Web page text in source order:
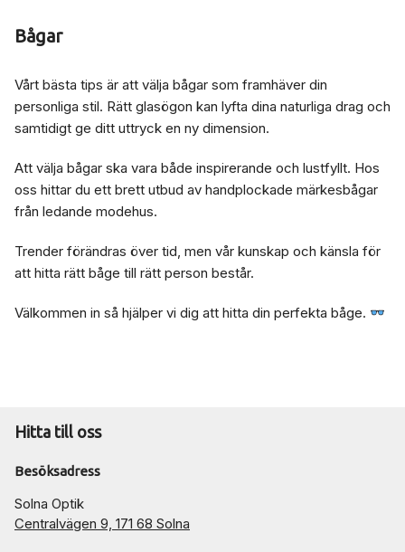
Bågar
Vårt bästa tips är att välja bågar som framhäver din
personliga stil. Rätt glasögon kan lyfta dina naturliga drag och
samtidigt ge ditt uttryck en ny dimension.
Att välja bågar ska vara både inspirerande och lustfyllt. Hos
oss hittar du ett brett utbud av handplockade märkesbågar
från ledande modehus.
Trender förändras över tid, men vår kunskap och känsla för
att hitta rätt båge till rätt person består.
Välkommen in så hjälper vi dig att hitta din perfekta båge.
Hitta till oss
Besöksadress
Solna Optik
Centralvägen 9, 171 68 Solna